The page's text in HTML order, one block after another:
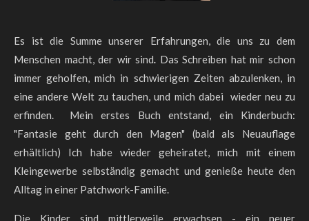
Es ist die Summe unserer Erfahrungen, die uns zu dem
Menschen macht,der wir sind. Das Schreiben hat mir schon
immer geholfen, mich in schwierigen Zeiten abzulenken, in
eine andere Welt zu tauchen, und mich dabei wieder neu zu
erfinden. Mein erstes Buch entstand, ein Kinderbuch:
"Fantasie geht durch den Magen" (bald als Neuauflage
erhältlich) Ich habe wieder geheiratet, mich mit einem
Kleingewerbe selbständig gemacht und genieße heute den
Alltag in einer Patchwork-Familie.
Die Kinder sind mittlerweile erwachsen - ein neuer